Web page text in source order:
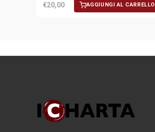
€20,00 AGGIUNGI AL CARRELLO